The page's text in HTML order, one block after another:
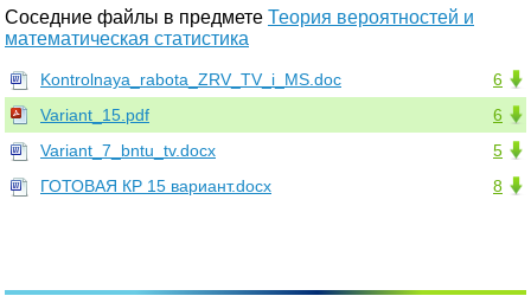
Соседние файлы в предмете Теория вероятностей и
математическая статистика
6
Kontrolnaya_rabota_ZRV_TV_i_MS.doc
6
Variant_15.pdf
5
Variant_7_bntu_tv.docx
8
ГОТОВАЯ КР 15 вариант.docx